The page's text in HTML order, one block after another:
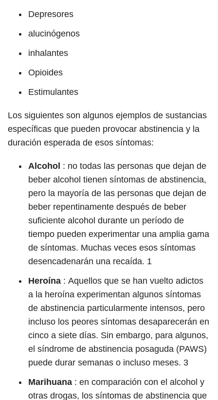
Depresores
alucinógenos
inhalantes
Opioides
Estimulantes
Los siguientes son algunos ejemplos de sustancias
específicas que pueden provocar abstinencia y la
duración esperada de esos síntomas:
Alcohol : no todas las personas que dejan de
beber alcohol tienen síntomas de abstinencia,
pero la mayoría de las personas que dejan de
beber repentinamente después de beber
suficiente alcohol durante un período de
tiempo pueden experimentar una amplia gama
de síntomas. Muchas veces esos síntomas
desencadenarán una recaída. 1
Heroína : Aquellos que se han vuelto adictos
a la heroína experimentan algunos síntomas
de abstinencia particularmente intensos, pero
incluso los peores síntomas desaparecerán en
cinco a siete días. Sin embargo, para algunos,
el síndrome de abstinencia posaguda (PAWS)
puede durar semanas o incluso meses. 3
Marihuana : en comparación con el alcohol y
otras drogas, los síntomas de abstinencia que